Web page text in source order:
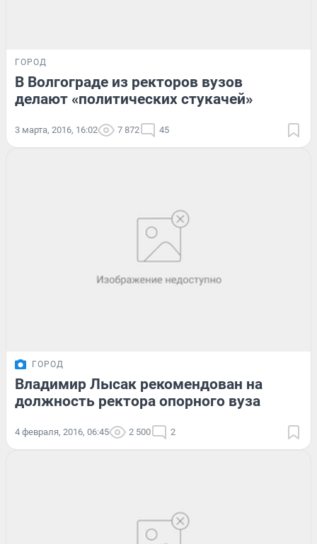
ГОРОД
В Волгограде из ректоров вузов
делают «политических стукачей»
3 марта, 2016, 16:02 7 872 45
ГОРОД
Владимир Лысак рекомендован на
должность ректора опорного вуза
4 февраля, 2016, 06:45 2 500 2